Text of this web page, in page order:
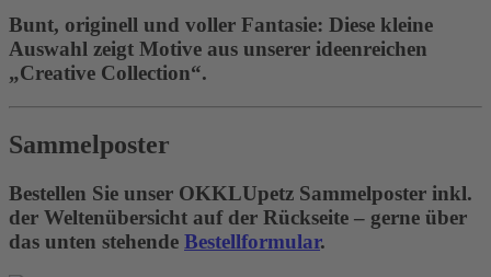
Bunt, originell und voller Fantasie: Diese kleine
Auswahl zeigt Motive aus unserer ideenreichen
„Creative Collection“.
Sammelposter
Bestellen Sie unser OKKLUpetz Sammelposter inkl.
der Weltenübersicht auf der Rückseite – gerne über
das unten stehende Bestellformular.